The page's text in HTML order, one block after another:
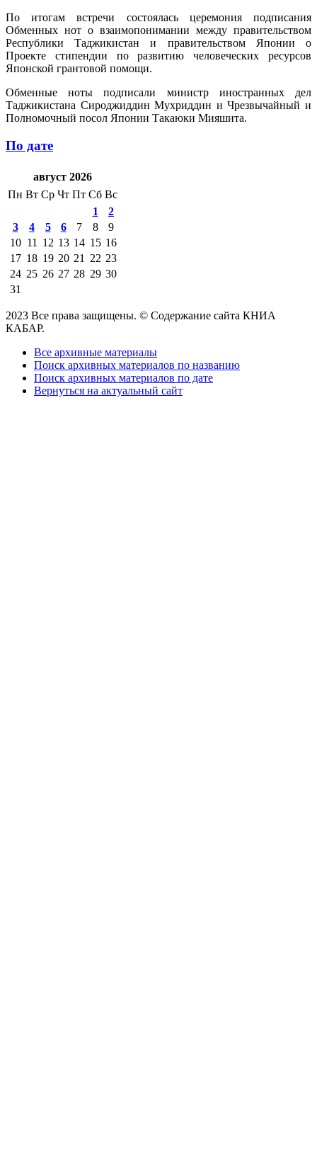
По итогам встречи состоялась церемония подписания
Обменных нот о взаимопонимании между правительством
Республики Таджикистан и правительством Японии о
Проекте стипендии по развитию человеческих ресурсов
Японской грантовой помощи.
Обменные ноты подписали министр иностранных дел
Таджикистана Сироджиддин Мухриддин и Чрезвычайный и
Полномочный посол Японии Такаюки Мияшита.
По дате
август 2026
Пн Вт Ср Чт Пт Сб Вс
1
2
3
4 5 6 7 8
9
10 11 12 13 14 15 16
17 18 19 20 21 22 23
24 25 26 27 28 29 30
31
2023 Все права защищены. © Содержание сайта КНИА
КАБАР.
Все архивные материалы
Поиск архивных материалов по названию
Поиск архивных материалов по дате
Вернуться на актуальный сайт